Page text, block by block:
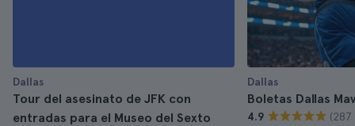
Dallas
Tour del asesinato de JFK con
entradas para el Museo del Sexto
Dallas
Boletas Dallas
4.9 (287